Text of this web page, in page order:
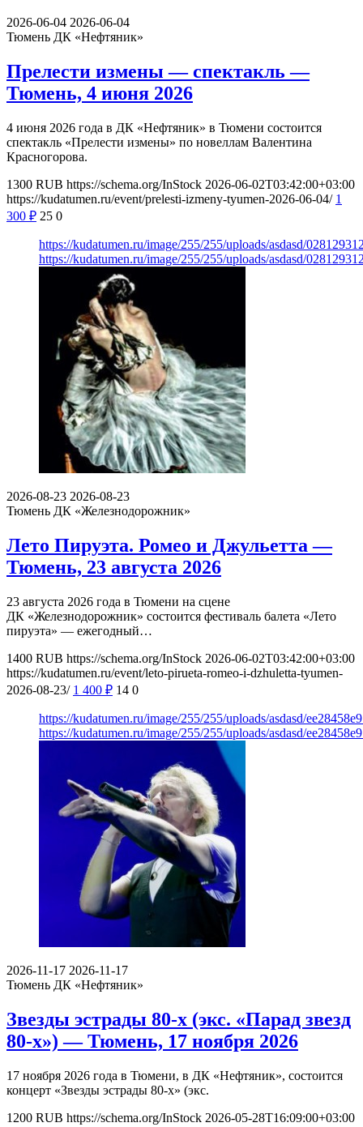
2026-06-04 2026-06-04
Тюмень ДК «Нефтяник»
Прелести измены — спектакль —
Тюмень, 4 июня 2026
4 июня 2026 года в ДК «Нефтяник» в Тюмени состоится
спектакль «Прелести измены» по новеллам Валентина
Красногорова.
1300 RUB https://schema.org/InStock 2026-06-02T03:42:00+03:00
https://kudatumen.ru/event/prelesti-izmeny-tyumen-2026-06-04/ 1
300 ₽ 25 0
https://kudatumen.ru/image/255/255/uploads/asdasd/
https://kudatumen.ru/image/255/255/uploads/asdasd/
2026-08-23 2026-08-23
Тюмень ДК «Железнодорожник»
Лето Пируэта. Ромео и Джульетта —
Тюмень, 23 августа 2026
23 августа 2026 года в Тюмени на сцене
ДК «Железнодорожник» состоится фестиваль балета «Лето
пируэта» — ежегодный…
1400 RUB https://schema.org/InStock 2026-06-02T03:42:00+03:00
https://kudatumen.ru/event/leto-pirueta-romeo-i-dzhuletta-tyumen-
2026-08-23/ 1 400 ₽ 14 0
https://kudatumen.ru/image/255/255/uploads/asdasd/
https://kudatumen.ru/image/255/255/uploads/asdasd/
2026-11-17 2026-11-17
Тюмень ДК «Нефтяник»
Звезды эстрады 80-х (экс. «Парад звезд
80-х») — Тюмень, 17 ноября 2026
17 ноября 2026 года в Тюмени, в ДК «Нефтяник», состоится
концерт «Звезды эстрады 80-х» (экс.
1200 RUB https://schema.org/InStock 2026-05-28T16:09:00+03:00